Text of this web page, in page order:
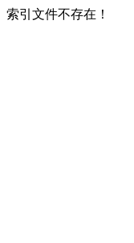
索引文件不存在！